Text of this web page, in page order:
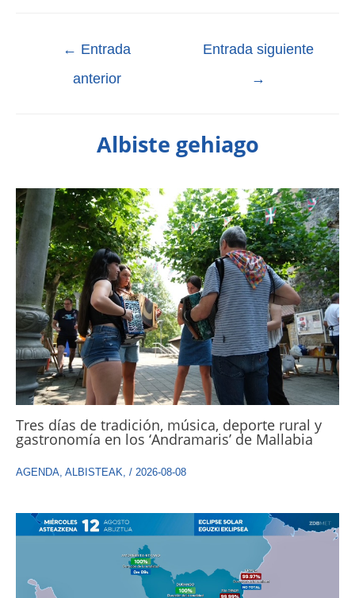
← Entrada
anterior
Entrada siguiente
→
Albiste gehiago
Tres días de tradición, música, deporte rural y
gastronomía en los ‘Andramaris’ de Mallabia
AGENDA, ALBISTEAK, / 2026-08-08